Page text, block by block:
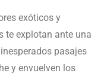
exóticos y
te explotan ante una
pasajes
y envuelven los